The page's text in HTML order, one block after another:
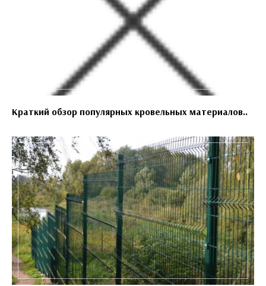
Краткий обзор популярных кровельных материалов..